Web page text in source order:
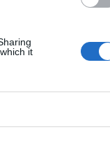
it
atstovė
ministrų tarybos
perkelti į